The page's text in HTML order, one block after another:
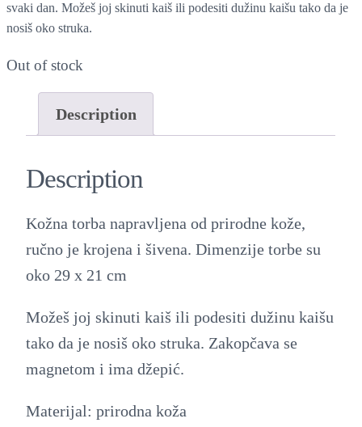
svaki dan. Možeš joj skinuti kaiš ili podesiti dužinu kaišu tako da je
nosiš oko struka.
Out of stock
Description
Description
Kožna torba napravljena od prirodne kože,
ručno je krojena i šivena. Dimenzije torbe su
oko 29 x 21 cm
Možeš joj skinuti kaiš ili podesiti dužinu kaišu
tako da je nosiš oko struka. Zakopčava se
magnetom i ima džepić.
Materijal: prirodna koža